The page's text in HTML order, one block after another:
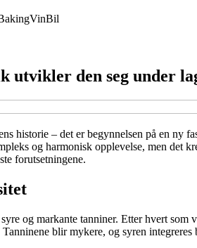
VinBil
utvikler den seg under
historie – det er begynnelsen på en
og harmonisk opplevelse, men det
forutsetningene.
og markante tanniner. Etter hvert
blir mykere, og syren